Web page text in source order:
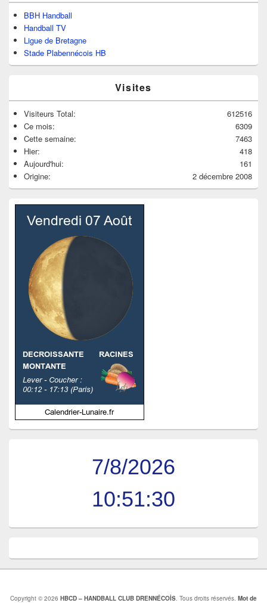
BBH Handball
Handball TV
Ligue de Bretagne
Stade Plabennécois HB
Visites
612516
Visiteurs Total:
6309
Ce mois:
7463
Cette semaine:
418
Hier:
161
Aujourd'hui:
2 décembre 2008
Origine:
7/8/2026
10:51:31
Copyright © 2026 HBCD – HANDBALL CLUB DRENNÉCOİS . Tous droits réservés. Mot de